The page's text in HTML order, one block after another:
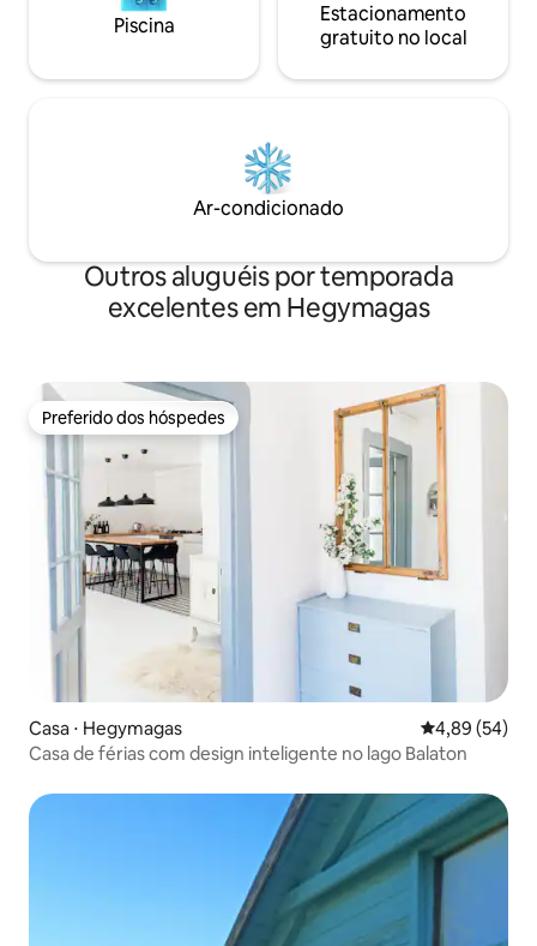
Piscina
Estacionamento
gratuito no local
Ar-condicionado
Outros aluguéis por temporada
excelentes em Hegymagas
Preferido dos hóspedes
Preferido dos hóspedes
Casa ⋅ Hegymagas 4,89 de uma
4,89 (54)
Casa de férias com design inteligente no lago Balaton